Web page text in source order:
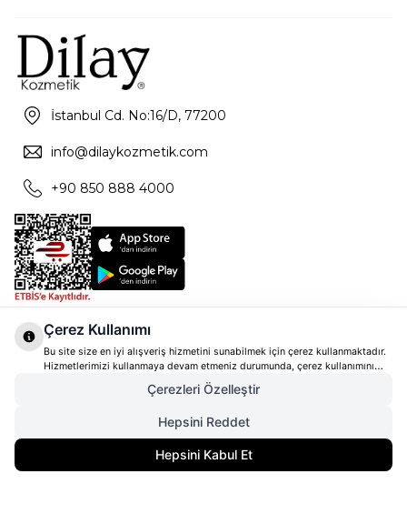
2.885,00TL
2.163,75
İstanbul Cd. No:16/D, 77200
info@dilaykozmetik.com
+90 850 888 4000
Çerez Kullanımı
Bu site size en iyi alışveriş hizmetini sunabilmek için çerez kullanmaktadır.
Hizmetlerimizi kullanmaya devam etmeniz durumunda, çerez kullanımını
kabul ettiğinizi varsayacağız. Çerezler hakkında daha fazla bilgi ve nasıl
reddedeceğinizi öğrenmek içintıklayınız
Çerezleri Özelleştir
Hepsini Reddet
Hepsini Kabul Et